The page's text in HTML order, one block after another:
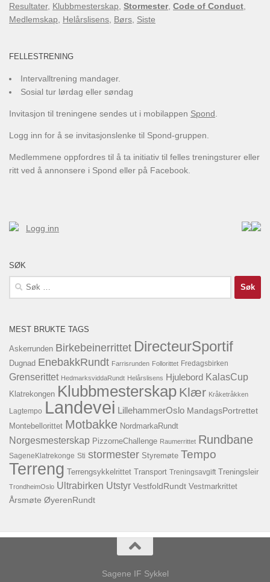
Resultater, Klubbmesterskap Stormester, Code of Conduct
Medlemskap
Helårslisens Børs Siste
FELLESTRENING
Intervalltrening mandager.
Sosial tur lørdag eller søndag
Invitasjon til treningene sendes ut i mobilappen Spond
Logg inn for å se invitasjonslenke til Spond-gruppen.
Medlemmene oppfordres til å ta initiativ til felles treningsturer eller
ritt ved å annonsere i Spond eller på Facebook.
Logg inn
SØK
Søk
MEST BRUKTE TAGS
Askerrunden Birkebeinerrittet DirecteurSportif
Dugnad EnebakkRundt Farrisrunden Follorittet Fredagsbirken
Grenserittet HedmarksviddaRundt Helårslisens Hjulebord KalasCup
Klatrekongen Klubbmesterskap Klær Kråketråkken
Lagtempo Landevei LillehammerOslo MandagsPortrettet
Montebellorittet Motbakke NordmarkaRundt
Norgesmesterskap PizzorneChallenge Raumerrittet Rundbane
SageneKlatrekonge Sti stormester Styremøte Tempo
Terreng Terrengsykkelrittet Transport Treningsavgift Treningsleir
TrondheimOslo Ultrabirken Utstyr VestfoldRundt Vestmarkrittet
Årsmøte ØyerenRundt
Sagene IF Sykkel